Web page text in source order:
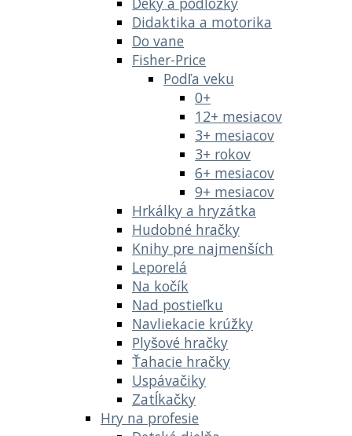
Didaktika a motorika
Do vane
Fisher-Price
Podľa veku
0+
12+ mesiacov
3+ mesiacov
3+ rokov
6+ mesiacov
9+ mesiacov
Hrkálky a hryzátka
Hudobné hračky
Knihy pre najmenších
Leporelá
Na kočík
Nad postieľku
Navliekacie krúžky
Plyšové hračky
Ťahacie hračky
Uspávačiky
Zatĺkačky
Hry na profesie